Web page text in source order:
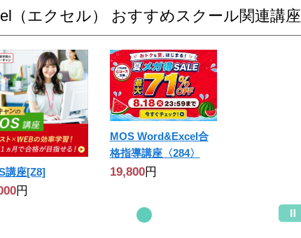
（エクセル） おすすめスクール関連講座
講座[Z8]
円
MOS Word&Excel合
格指導講座〈284〉
19,800円